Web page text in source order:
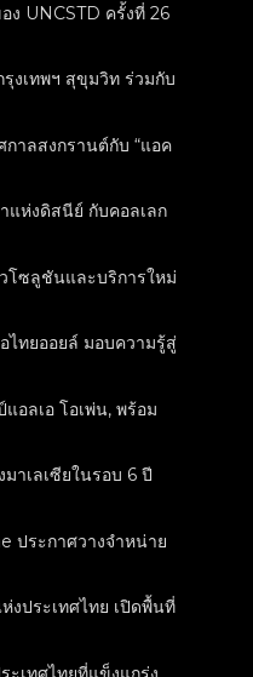
ง UNCSTD ครั้งที่ 26
งเทพฯ สุขุมวิท ร่วมกับ
าลสงกรานต์กับ “แอค
แห่งดิสนีย์ กับคอลเลก
โซลูชันและบริการใหม่
ไทยออยล์ มอบความรู้สู่
อลเอ โอเพ่น, พร้อม
าเลเซียในรอบ 6 ปี
ประกาศวางจำหน่าย
งประเทศไทย เปิดพื้นที่